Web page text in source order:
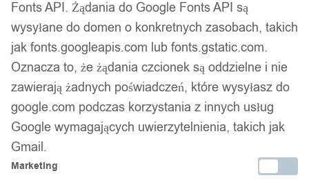
Fonts API. Żądania do Google Fonts API są
wysyłane do domen o konkretnych zasobach, takich
jak fonts.googleapis.com lub fonts.gstatic.com.
Oznacza to, że żądania czcionek są oddzielne i nie
zawierają żadnych poświadczeń, które wysyłasz do
google.com podczas korzystania z innych usług
Google wymagających uwierzytelnienia, takich jak
Gmail.
Marketing